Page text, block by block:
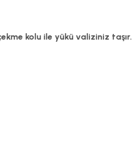
kolu ile yükü valiziniz taşır.